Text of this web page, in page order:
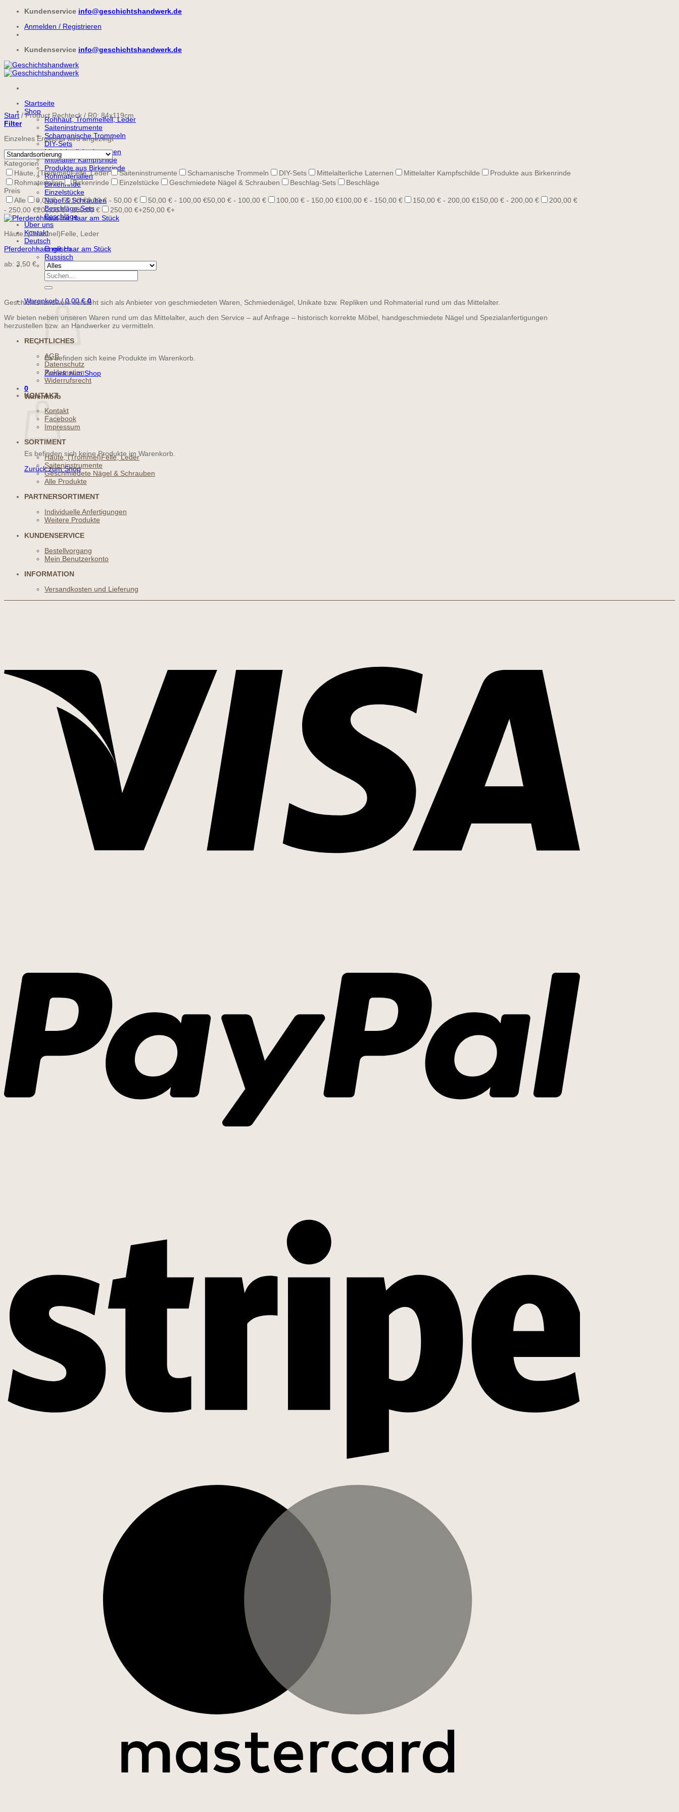
Zum
springen
Kundenservice info@geschichtshandwerk.de
Anmelden / Registrieren
Kundenservice info@geschichtshandwerk.de
Startseite
Shop
Rohhaut, Trommelfell, Leder
Saiteninstrumente
Schamanische Trommeln
DIY-Sets
Mittelalterliche Laternen
Mittelalter Kampfshilde
Produkte aus Birkenrinde
Rohmaterialien
Birkenrinde
Einzelstücke
Nägel & Schrauben
Beschläge-Sets
Beschläge
Über uns
Kontakt
Deutsch
Englisch
Russisch
Suchen
nach:
Warenkorb /0,00€ 0
Es befinden sich keine Produkte im Warenkorb.
Zurück zum Shop
0
Warenkorb
Es befinden sich keine Produkte im Warenkorb.
Zurück zum Shop
Start /Product Rechteck / R0: 84x119cm
Filter
Einzelnes Ergebnis wird angezeigt
Kategorien
Häute, (Trommel)Felle, Leder
Saiteninstrumente Schamanische Trommeln DIY-Sets Mittelalterliche Laternen Mittelalter Kampfschilde
Produkte aus Birkenrinde
Rohmaterialien
Birkenrinde Einzelstücke Geschmiedete Nägel & Schrauben Beschlag-Sets
Beschläge
Preis
Alle
0,00 € - 50,00 €0,00 € - 50,00 € 50,00 € - 100,00 €50,00 € - 100,00 € 100,00 € - 150,00 €100,00 € - 150,00 € 150,00 € - 200,00 €150,00 € - 200,00 €
200,00 €
- 250,00 €200,00 € - 250,00 € 250,00 €+250,00 €+
Häute, (Trommel)Felle, Leder
Pferderohhaut mit Haar am Stück
ab: 3,50 €
Geschichtshandwerk versteht sich als Anbieter von geschmiedeten Waren, Schmiedenägel, Unikate bzw. Repliken und Rohmaterial rund um das Mittelalter.
Wir bieten neben unseren Waren rund um das Mittelalter, auch den Service – auf Anfrage – historisch korrekte Möbel, handgeschmiedete Nägel und Spezialanfertigungen
herzustellen bzw. an Handwerker zu vermitteln.
RECHTLICHES
AGB
Datenschutz
Reklamation
Widerrufsrecht
KONTAKT
Kontakt
Facebook
Impressum
SORTIMENT
Häute, (Trommel)Felle, Leder
Saiteninstrumente
Geschmiedete Nägel & Schrauben
Alle Produkte
PARTNERSORTIMENT
Individuelle Anfertigungen
Weitere Produkte
KUNDENSERVICE
Bestellvorgang
Mein Benutzerkonto
INFORMATION
Versandkosten und Lieferung